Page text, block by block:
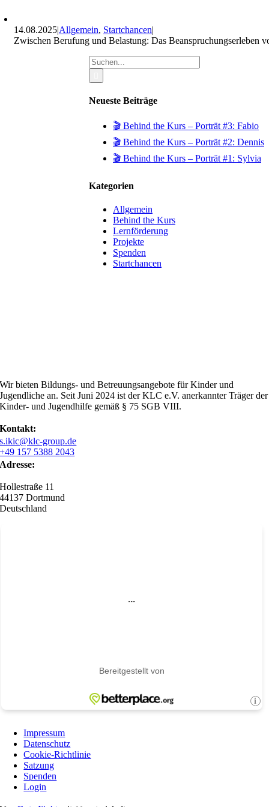
14.08.2025|Allgemein, Startchancen|
Zwischen Berufung und Belastung: Das Beanspruchungserleben
Suche
nach:
Neueste Beiträge
🎬 Behind the Kurs – Porträt #3: Fabio
🎬 Behind the Kurs – Porträt #2: Dennis
🎬 Behind the Kurs – Porträt #1: Sylvia
Kategorien
Allgemein
Behind the Kurs
Lernförderung
Projekte
Spenden
Startchancen
Wir bieten Bildungs- und Betreuungsangebote für Kinder und
Jugendliche an. Seit Juni 2024 ist der KLC e.V. anerkannter Träger der
Kinder- und Jugendhilfe gemäß § 75 SGB VIII.
Kontakt:
s.ikic@klc-group.de
+49 157 5388 2043
Adresse:
Hollestraße 11
44137 Dortmund
Deutschland
Impressum
Datenschutz
Cookie-Richtlinie
Satzung
Spenden
Login